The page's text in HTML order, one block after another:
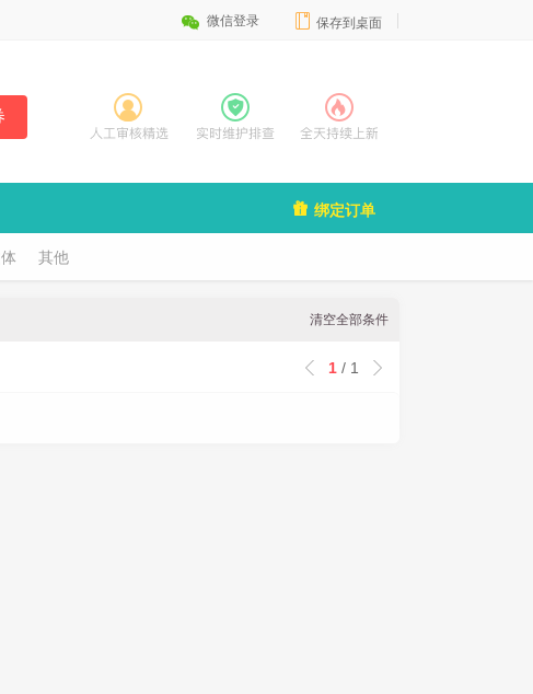
 微信登录  保存到桌面
 绑定订单
其他
清空全部条件
1 / 1